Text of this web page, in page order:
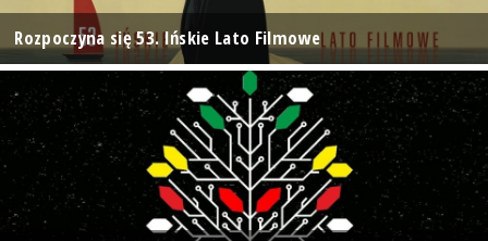
Rozpoczyna się 53. Ińskie Lato Filmowe